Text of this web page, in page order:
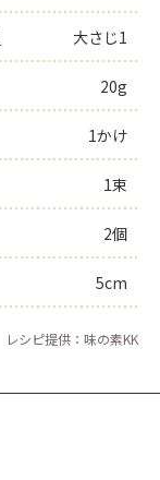
大さじ1
20g
1かけ
1束
2個
5cm
レシピ提供：味の素KK